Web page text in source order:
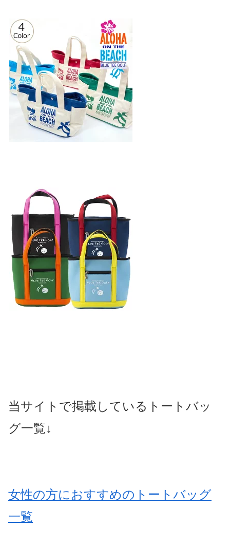
当サイトで掲載しているトートバッ
グ一覧↓
女性の方におすすめのトートバッグ
一覧